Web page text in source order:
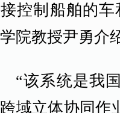
控制船舶的
院教授尹勇介
“该系统是我
域立体协同作